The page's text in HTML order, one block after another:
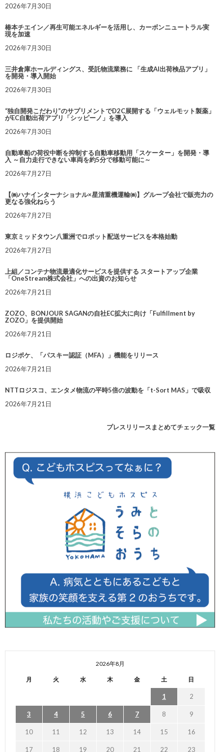
2026年7月30日
椿本チエイン／再生可能エネルギーを活用し、カーボンニュートラル実
現を加速
2026年7月30日
三井倉庫ホールディングス、受託物流業務に 「生成AI出荷検品アプリ」
を開発・導入開始
2026年7月30日
“独自開発こだわり”のサプリメントでD2C展開する「ウェルモット製薬」
がEC自動出荷アプリ「シッピーノ」を導入
2026年7月30日
自動車船の荷役中断を抑制する自動車移動用「スケーター」を開発・導
入 ～自力走行できない車両を約5分で移動可能に～
2026年7月27日
【㈱ハナインターナショナル×星清重機運輸㈱】グループ会社で販売力の
更なる強化ねらう
2026年7月27日
東京ミッドタウン八重洲でロボット配送サービスを本格始動
2026年7月27日
上組／コンテナ物流最適化サービスを提供する スタートアップ企業
「OneStream株式会社」への出資のお知らせ
2026年7月21日
ZOZO、BONJOUR SAGANの自社EC拡大に向け「Fulfillment by
ZOZO」を提供開始
2026年7月21日
ロジポケ、「パスキー認証（MFA）」機能をリリース
2026年7月21日
NTTロジスコ、エンタメ物流の平時5倍の波動を「t-Sort MAS」で吸収
2026年7月21日
プレスリリースまとめてチェック一覧
2026年8月
月 火 水 木 金 土 日
1 2
3 4 5 6 7 8 9
10 11 12 13 14 15 16
17 18 19 20 21 22 23